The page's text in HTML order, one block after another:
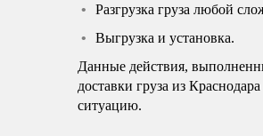
Разгрузка груза любой
Выгрузка и установка.
Данные действия,
доставки груза из
ситуацию.